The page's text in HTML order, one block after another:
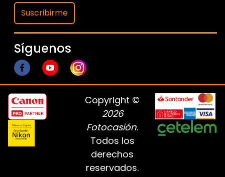
Suscribirme
Síguenos
Copyright ©
2026
Fotocasión.
Todos los
derechos
reservados.